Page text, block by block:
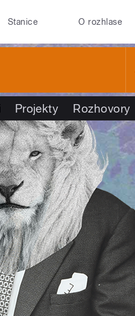
Stanice O rozhlase
Projekty Rozhovory